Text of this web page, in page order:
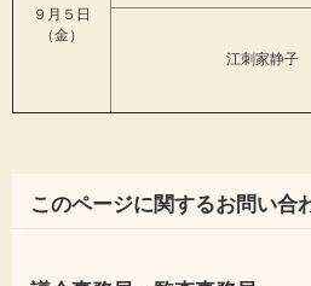
９月５日
（金）
江刺家静子
このページに関するお問い合